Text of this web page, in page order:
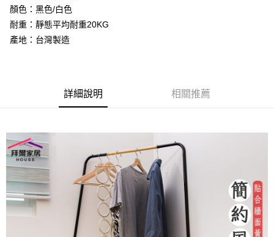
2.付款方式選擇「大哥付你分期」，訂單成立後會自動跳轉到大哥付的交易
成交易。
3.實際核准額度、可分期數及費用金額請依後續交易確認頁面所載為準。
1.分期款項不併入電信帳單，「大哥付你分期」於每月結算日後寄送繳費提
【注意事項】
1.本服務係由「台灣大哥大股份有限公司」（以下簡稱本公司）所提供，讓
用戶於交易時，得透過本服務購買商品或服務，並由商店將買賣／分期付款
買賣價金債權讓與本公司後，依約使用本公司帳單繳交帳款。
2.基於同意付款使用「大哥付你分期」之契約關係目的，商店將以您的個人
資料（包含姓名、電話或地址）提供予台灣大哥大進項蒐集、處理及利用，
由本公司與您本人進行分期帳單所需資料之確認、核對及更正。
3.完整用戶服務條款，請詳閱以下連結： https://oppay.tw/userRule
相關說明
【關於「AFTEE先享後付」】
便利好安心！
【「AFTEE先享後付」結帳流程】
１．於結帳方式選擇「AFTEE先享後付」後，將跳轉至「AFTEE先享後付」
２．訂單成立數日內，您將收到繳費通知簡訊。
３．收到繳費通知簡訊後14天內，點擊此簡訊中的連結，可透過四大超商／
ATM／網路銀行／等多元方式進行付款，方視為交易完成。
※ 請注意：結帳手續完成當下不需立刻繳費，但若您需要取消訂單，請聯絡
購買商品的店家。未經商家同意取消之訂單仍視為有效，需透過AFTEE先享
後付繳納相關費用。
※ 交易是否成功請以「AFTEE先享後付 」之結帳頁面顯示為準，若有關於
是否繳費成功／繳費後需取消欲退款等相關疑問，請聯繫「AFTEE先享後付
https://netprotections.freshdesk.com/support/home
ATM付款
顏色：黑色/白色
耐重：靜態平均耐重20KG
產地：台灣製造
詳細說明 相關推薦